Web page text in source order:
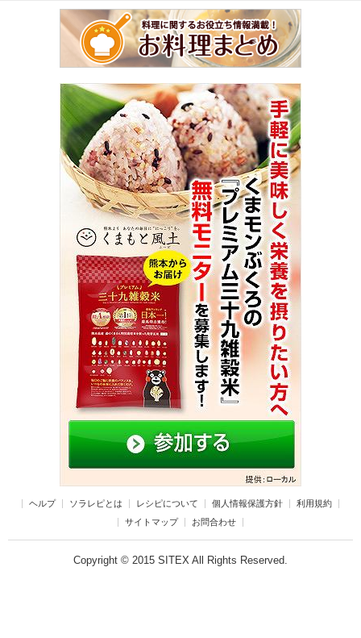
ヘルプ ソラレピとは レシピについて 個人情報保護方針
利用規約
サイトマップ
お問合わせ
Copyright © 2015 SITEX All Rights Reserved.